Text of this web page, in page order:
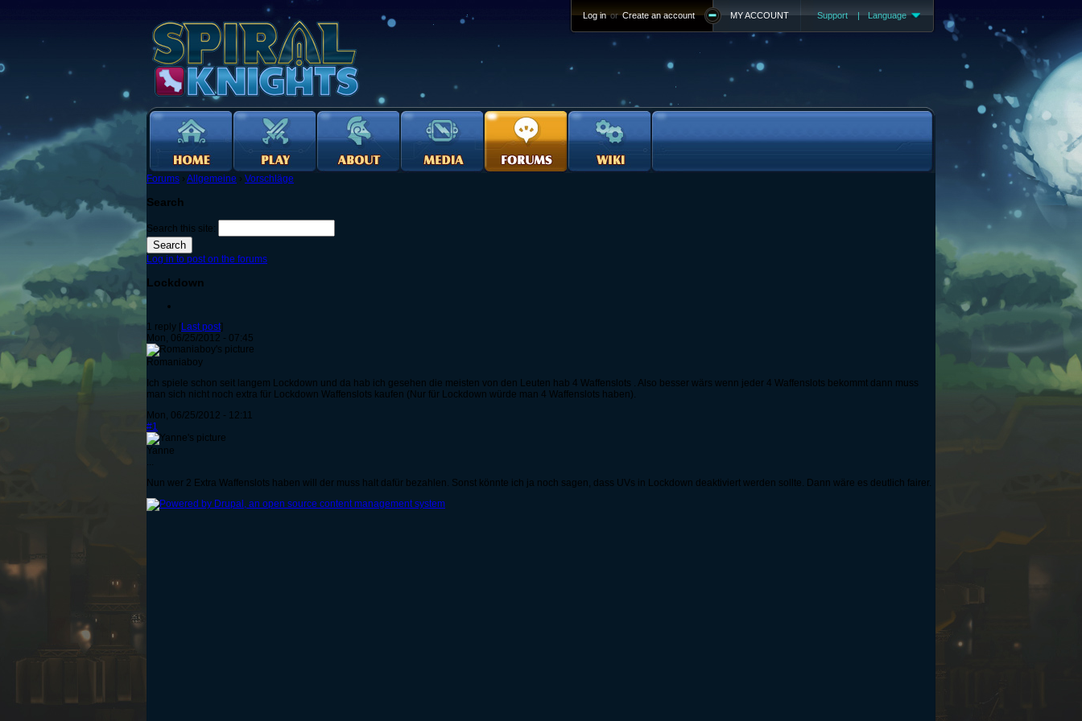
Support | Language
MY ACCOUNT
Log in or Create an account
Forums › Allgemeine › Vorschläge
Search
Search this site:
Log in to post on the forums
Lockdown
1 reply [Last post]
Mon, 06/25/2012 - 07:45
Romaniaboy
Ich spiele schon seit langem Lockdown und da hab ich gesehen die meisten von den Leuten hab 4 Waffenslots . Also besser wärs wenn jeder 4 Waffenslots bekommt dann muss
man sich nicht noch extra für Lockdown Waffenslots kaufen (Nur für Lockdown würde man 4 Waffenslots haben).
Mon, 06/25/2012 - 12:11
#1
Yanne
...
Nun wer 2 Extra Waffenslots haben will der muss halt dafür bezahlen. Sonst könnte ich ja noch sagen, dass UVs in Lockdown deaktiviert werden sollte. Dann wäre es deutlich fairer.